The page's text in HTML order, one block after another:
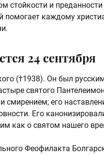
стойкости и преданности
помогает каждому
24 сентября
(†1938). Он был
святого
смирением; его
Его
как о святом нашего
Феофилакта